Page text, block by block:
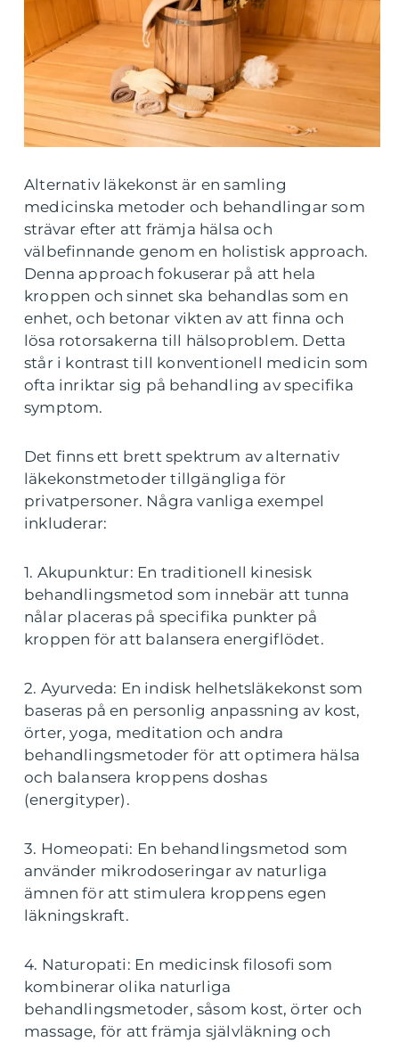
Alternativ läkekonst är en samling
medicinska metoder och behandlingar som
strävar efter att främja hälsa och
välbefinnande genom en holistisk approach.
Denna approach fokuserar på att hela
kroppen och sinnet ska behandlas som en
enhet, och betonar vikten av att finna och
lösa rotorsakerna till hälsoproblem. Detta
står i kontrast till konventionell medicin som
ofta inriktar sig på behandling av specifika
symptom.
Det finns ett brett spektrum av alternativ
läkekonstmetoder tillgängliga för
privatpersoner. Några vanliga exempel
inkluderar:
1. Akupunktur: En traditionell kinesisk
behandlingsmetod som innebär att tunna
nålar placeras på specifika punkter på
kroppen för att balansera energiflödet.
2. Ayurveda: En indisk helhetsläkekonst som
baseras på en personlig anpassning av kost,
örter, yoga, meditation och andra
behandlingsmetoder för att optimera hälsa
och balansera kroppens doshas
(energityper).
3. Homeopati: En behandlingsmetod som
använder mikrodoseringar av naturliga
ämnen för att stimulera kroppens egen
läkningskraft.
4. Naturopati: En medicinsk filosofi som
kombinerar olika naturliga
behandlingsmetoder, såsom kost, örter och
massage, för att främja självläkning och